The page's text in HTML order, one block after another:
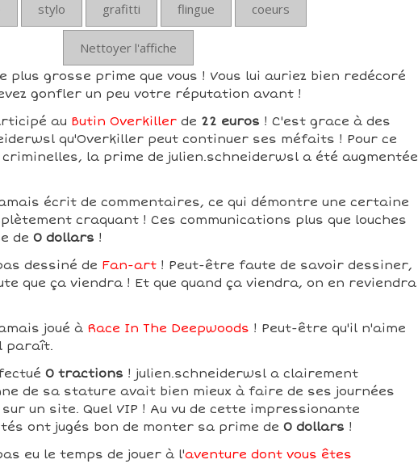
stylo grafitti flingue coeurs
Nettoyer l'affiche
plus grosse prime que vous ! Vous lui auriez bien redécoré
gonfler un peu votre réputation avant !
au Butin Overkillerde 22 euros ! C'est grace à des
qu'Overkiller peut continuer ses méfaits ! Pour ce
la prime de julien.schneiderwsl a été augmentée
écrit de commentaires, ce qui démontre une certaine
craquant ! Ces communications plus que louches
de 0 dollars !
dessiné de Fan-art! Peut-être faute de savoir dessiner,
que ça viendra ! Et que quand ça viendra, on en reviendra
joué à Race In The Deepwoods ! Peut-être qu'il n'aime
paraît.
0 tractions ! julien.schneiderwsl a clairement
de sa stature avait bien mieux à faire de ses journées
un site. Quel VIP ! Au vu de cette impressionante
ont jugés bon de monter sa prime de 0 dollars !
eu le temps de jouer à l'aventure dont vous êtes